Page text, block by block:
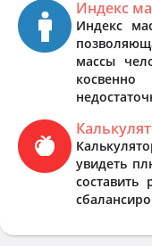
Индекс
Индекс
массы
увидеть
составить